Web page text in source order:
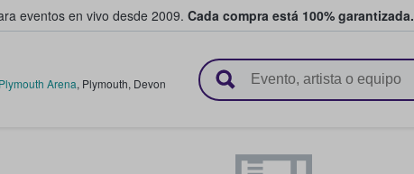
eventos en vivo desde 2009. Cada compra está 100% garantizada.
y venden boletos
Plymouth Arena, Plymouth, Devon